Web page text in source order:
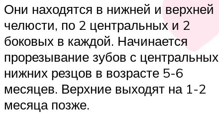
Они находятся в нижней и верхней
челюсти, по 2 центральных и 2
боковых в каждой. Начинается
прорезывание зубов с центральных
нижних резцов в возрасте 5-6
месяцев. Верхние выходят на 1-2
месяца позже.